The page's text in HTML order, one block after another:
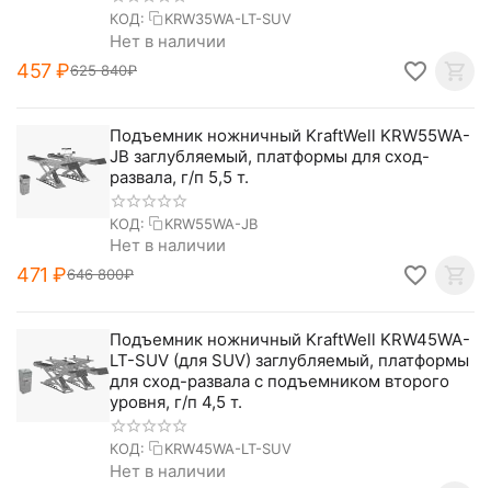
КОД: KRW35WA-LT-SUV
Нет в наличии
‍457‍₽625 840₽
Подъемник ножничный KraftWell KRW55WA-
JB заглубляемый, платформы для сход-
развала, г/п 5,5 т.
КОД: KRW55WA-JB
Нет в наличии
‍471‍ ₽646 800₽
Подъемник ножничный KraftWell KRW45WA-
LT-SUV (для SUV) заглубляемый, платформы
для сход-развала с подъемником второго
уровня, г/п 4,5 т.
КОД: KRW45WA-LT-SUV
Нет в наличии